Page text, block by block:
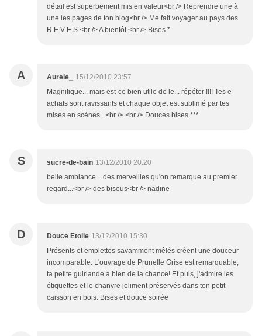
détail est superbement mis en valeur<br /> Reprendre une à
une les pages de ton blog<br /> Me fait voyager au pays des
R E V E S.<br /> A bientôt.<br /> Bises *
A Aurele_
15/12/2010 23:57
Magnifique... mais est-ce bien utile de le... répéter !!!! Tes e-
achats sont ravissants et chaque objet est sublimé par tes
mises en scènes...<br /> <br /> Douces bises ***
S sucre-de-bain 13/12/2010 20:20
belle ambiance ...des merveilles qu'on remarque au premier
regard...<br /> des bisous<br /> nadine
D Douce Etoile 13/12/2010 15:30
Présents et emplettes savamment mêlés créent une douceur
incomparable. L'ouvrage de Prunelle Grise est remarquable,
ta petite guirlande a bien de la chance! Et puis, j'admire les
étiquettes et le chanvre joliment préservés dans ton petit
caisson en bois. Bises et douce soirée